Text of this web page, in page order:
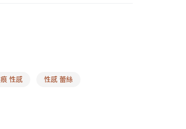
需綁卡、不需儲值。
並確認金額後，即可完成結帳。
性感 性感 蕾絲